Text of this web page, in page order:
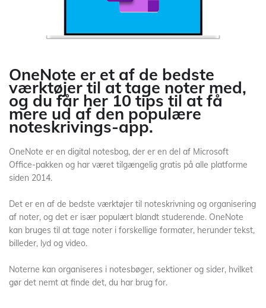
OneNote er et af de bedste
værktøjer til at tage noter med,
og du får her 10 tips til at få
mere ud af den populære
noteskrivings-app.
OneNote er en digital notesbog, der er en del af Microsoft
Office-pakken og har været tilgængelig gratis på alle platforme
siden 2014.
Det er en af de bedste værktøjer til noteskrivning og organisering
af noter, og det er især populært blandt studerende. OneNote
kan bruges til at tage noter i forskellige formater, herunder tekst,
billeder, lyd og video.
Noterne kan organiseres i notesbøger, sektioner og sider, hvilket
gør det nemt at finde det, du har brug for.